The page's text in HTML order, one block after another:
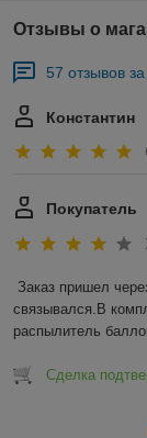
Отзывы о
57 отзывов
Константин
Покупатель
Заказ пришел
связывался.В
распылитель
Сделка